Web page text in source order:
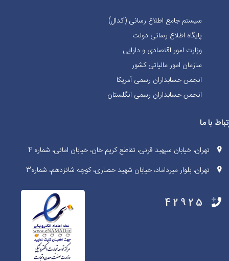
سیستم جامع اطلاع رسانی (کدال)
پایگاه اطلاع رسانی دولت
وزارت امور اقتصادی و دارایی
سازمان امور مالیاتی کشور
انجمن حسابداران رسمی آمریکا
انجمن حسابداران رسمی انگلستان
با ما
تهران، خیابان سپهبد قرنی، تقاطع کریم خان، خیابان امانی، شماره 4
تهران، بلوار میرداماد، خیابان شهید حصاری، کوچه شانزدهم، شماره3
42925